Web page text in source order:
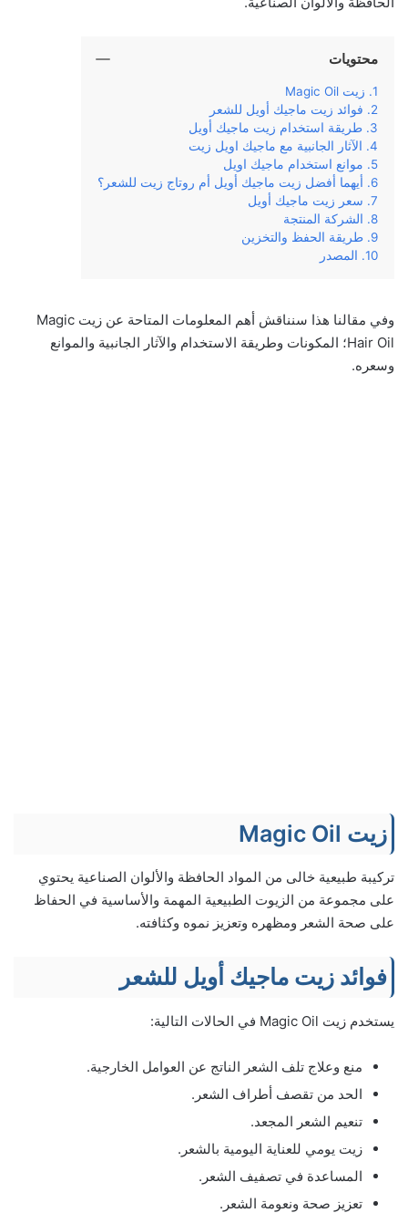
محتويات
زيت Magic Oil
فوائد زيت ماجيك أويل للشعر
طريقة استخدام زيت ماجيك أويل
الآثار الجانبية مع ماجيك اويل زيت
موانع استخدام ماجيك اويل
أيهما أفضل زيت ماجيك أويل أم روتاج زيت للشعر؟
سعر زيت ماجيك أويل
الشركة المنتجة
طريقة الحفظ والتخزين
المصدر
وفي‌ ‌مقالنا‌ ‌هذا‌ ‌سنناقش‌ ‌أهم‌ ‌المعلومات‌ ‌المتاحة‌ ‌عن‌ زيت ‌Magic
Hair Oil؛ المكونات وطريقة‌ ‌الاستخدام‌ ‌والآثار‌ ‌الجانبية‌ ‌والموانع
وسعره‌.
زيت Magic Oil
تركيبة طبيعية خالى من المواد الحافظة والألوان الصناعية يحتوي
على مجموعة من الزيوت الطبيعية المهمة والأساسية في الحفاظ
على صحة الشعر ومظهره وتعزيز نموه وكثافته.
فوائد زيت ماجيك أويل للشعر
يستخدم زيت Magic Oil في الحالات التالية:
منع وعلاج تلف الشعر الناتج عن العوامل الخارجية.
الحد من تقصف أطراف الشعر.
تنعيم الشعر المجعد.
زيت يومي للعناية اليومية بالشعر.
المساعدة في تصفيف الشعر.
تعزيز صحة ونعومة الشعر.